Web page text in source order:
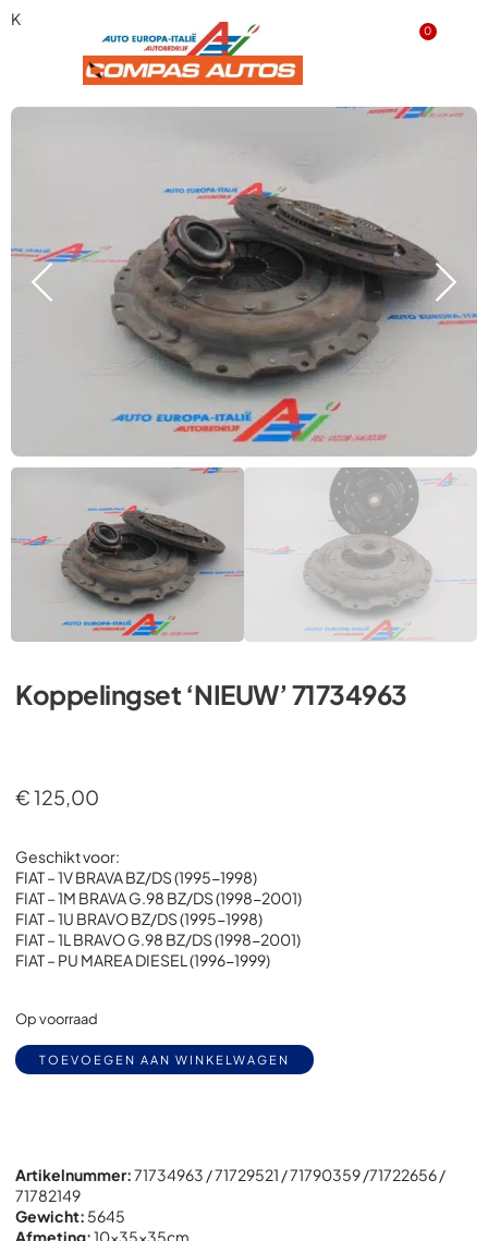
0
Koppelingset ‘NIEUW’ 71734963
Koppelingset ‘NIEUW’ 71734963
€125,00
Geschikt voor:
FIAT – 1V BRAVA BZ/DS (1995-1998)
FIAT – 1M BRAVA G.98 BZ/DS (1998-2001)
FIAT – 1U BRAVO BZ/DS (1995-1998)
FIAT – 1L BRAVO G.98 BZ/DS (1998-2001)
FIAT – PU MAREA DIESEL (1996-1999)
Op voorraad
TOEVOEGEN AAN WINKELWAGEN
Artikelnummer:71734963 / 71729521 / 71790359 /71722656 /
71782149
Gewicht: 5645
Afmeting:10x35x35cm